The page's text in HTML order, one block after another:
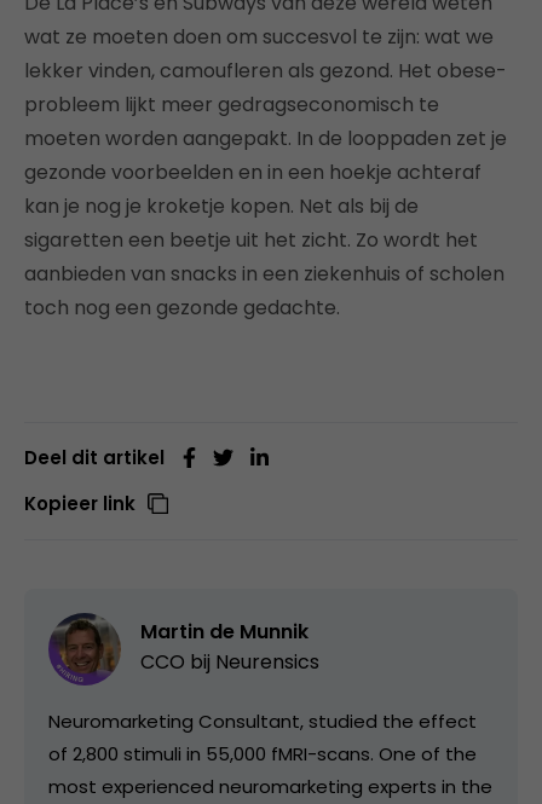
wat ze moeten doen om succesvol te zijn: wat we
lekker vinden, camoufleren als gezond. Het obese-
probleem lijkt meer gedragseconomisch te
moeten worden aangepakt. In de looppaden zet je
gezonde voorbeelden en in een hoekje achteraf
kan je nog je kroketje kopen. Net als bij de
sigaretten een beetje uit het zicht. Zo wordt het
aanbieden van snacks in een ziekenhuis of scholen
toch nog een gezonde gedachte.
Deel dit artikel
Kopieer link
Martin de Munnik
CCO bij Neurensics
Neuromarketing Consultant, studied the effect
of 2,800 stimuli in 55,000 fMRI-scans. One of the
most experienced neuromarketing experts in the